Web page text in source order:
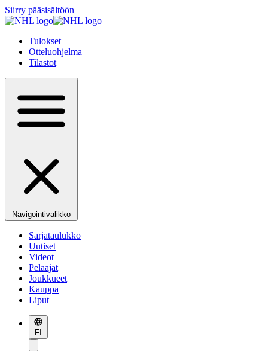
Siirry pääsisältöön
Tulokset
Otteluohjelma
Tilastot
Navigointivalikko
Sarjataulukko
Uutiset
Videot
Pelaajat
Joukkueet
Kauppa
Liput
FI